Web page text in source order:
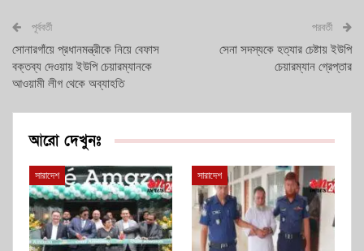
পূর্ববর্তী
সোনারগাঁয়ে প্রধানমন্ত্রীকে নিয়ে বেফাস
বক্তব্য দেওয়ায় ইউপি চেয়ারম্যানকে
আওয়ামী লীগ থেকে অব্যাহতি
পরবর্তী
সেনা সদস্যকে হত্যার চেষ্টায় ইউপি
চেয়ারম্যান গ্রেপ্তার
আরো দেখুনঃ
সারাদেশ সারাদেশ